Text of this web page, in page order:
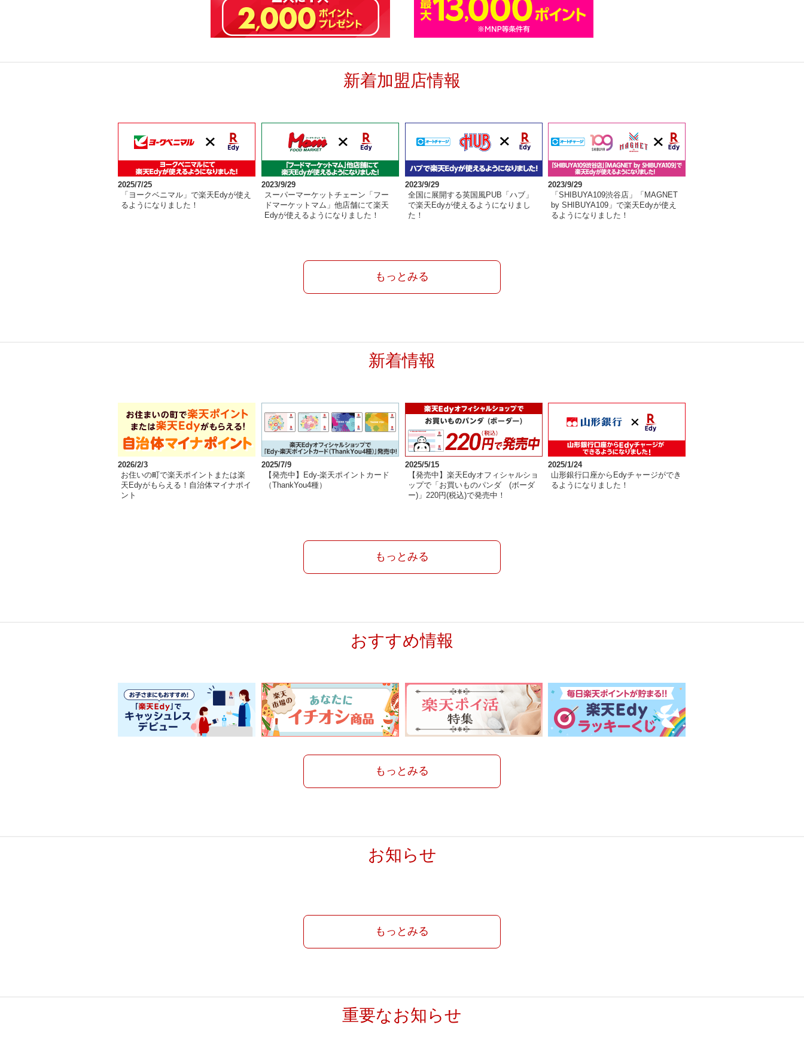
新着加盟店情報
2025/7/25
「ヨークベニマル」で楽天Edyが使え
るようになりました！
2023/9/29
スーパーマーケットチェーン「フー
ドマーケットマム」他店舗にて楽天
Edyが使えるようになりました！
2023/9/29
全国に展開する英国風PUB「ハブ」
で楽天Edyが使えるようになりまし
た！
2023/9/29
「SHIBUYA109渋谷店」「MAGNET
by SHIBUYA109」で楽天Edyが使え
るようになりました！
もっとみる
新着情報
2026/2/3
お住いの町で楽天ポイントまたは楽
天Edyがもらえる！自治体マイナポイ
ント
2025/7/9
【発売中】Edy-楽天ポイントカード
（ThankYou4種）
2025/5/15
【発売中】楽天Edyオフィシャルショ
ップで「お買いものパンダ (ボーダ
ー)」220円(税込)で発売中！
2025/1/24
山形銀行口座からEdyチャージができ
るようになりました！
もっとみる
おすすめ情報
もっとみる
お知らせ
もっとみる
重要なお知らせ